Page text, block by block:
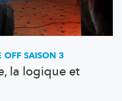
OFF SAISON 3
la logique et